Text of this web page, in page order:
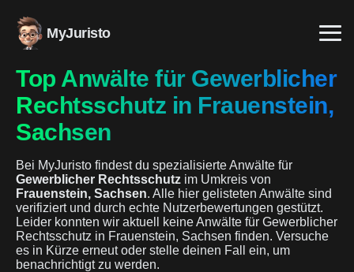
MyJuristo
Top Anwälte für Gewerblicher
Rechtsschutz in Frauenstein,
Sachsen
Bei MyJuristo findest du spezialisierte Anwälte für
Gewerblicher Rechtsschutz im Umkreis von
Frauenstein, Sachsen. Alle hier gelisteten Anwälte sind
verifiziert und durch echte Nutzerbewertungen gestützt.
Leider konnten wir aktuell keine Anwälte für Gewerblicher
Rechtsschutz in Frauenstein, Sachsen finden. Versuche
es in Kürze erneut oder stelle deinen Fall ein, um
benachrichtigt zu werden.